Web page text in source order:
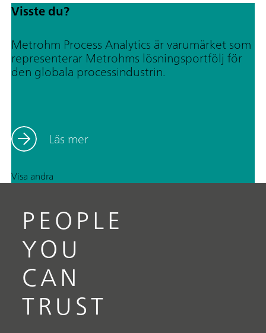
Visste du?
Metrohm Process Analytics är varumärket som
representerar Metrohms lösningsportfölj för
den globala processindustrin.
Läs mer
Visa andra
PEOPLE
YOU
CAN
TRUST